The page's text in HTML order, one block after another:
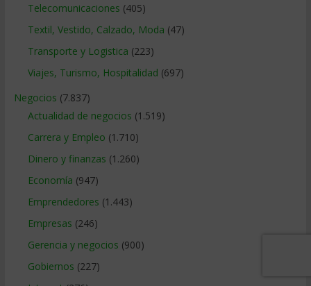
Telecomunicaciones (405)
Textil, Vestido, Calzado, Moda (47)
Transporte y Logistica (223)
Viajes, Turismo, Hospitalidad (697)
Negocios (7.837)
Actualidad de negocios (1.519)
Carrera y Empleo (1.710)
Dinero y finanzas (1.260)
Economía (947)
Emprendedores (1.443)
Empresas (246)
Gerencia y negocios (900)
Gobiernos (227)